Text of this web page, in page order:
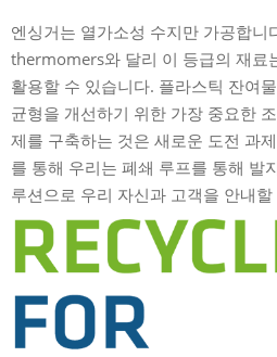
엔싱거는 열가소성 수지만 가공합니
thermomers와 달리 이 등급의 재료
활용할 수 있습니다. 플라스틱 잔여
균형을 개선하기 위한 가장 중요한
제를 구축하는 것은 새로운 도전 과
를 통해 우리는 폐쇄 루프를 통해 발
루션으로 우리 자신과 고객을 안내